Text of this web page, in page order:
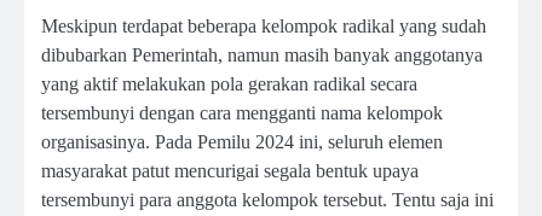
Meskipun terdapat beberapa kelompok radikal yang sudah
dibubarkan Pemerintah, namun masih banyak anggotanya
yang aktif melakukan pola gerakan radikal secara
tersembunyi dengan cara mengganti nama kelompok
organisasinya. Pada Pemilu 2024 ini, seluruh elemen
masyarakat patut mencurigai segala bentuk upaya
tersembunyi para anggota kelompok tersebut. Tentu saja ini